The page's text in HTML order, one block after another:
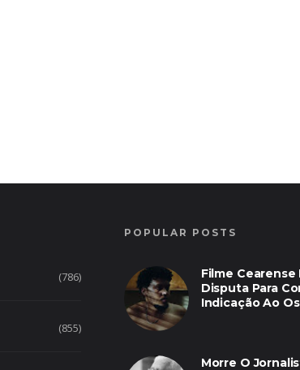
(786)
(855)
POPULAR POSTS
Filme Cearense
Disputa Para
Indicação Ao
Morre O